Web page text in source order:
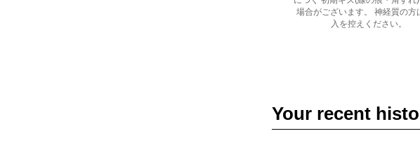
場合がございます。 神経質の方
入を控えください。
Your recent